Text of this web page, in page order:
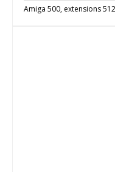
Amiga 500, extensions